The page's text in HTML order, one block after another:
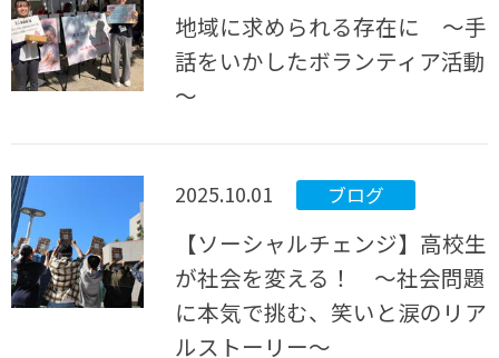
地域に求められる存在に ～手
話をいかしたボランティア活動
～
2025.10.01 ブログ
【ソーシャルチェンジ】高校生
が社会を変える！ 〜社会問題
に本気で挑む、笑いと涙のリア
ルストーリー〜